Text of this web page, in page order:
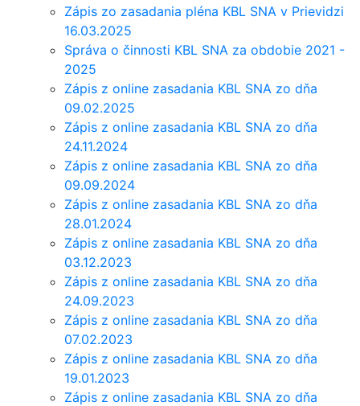
Zápis zo zasadania pléna KBL SNA v Prievidzi
16.03.2025
Správa o činnosti KBL SNA za obdobie 2021 -
2025
Zápis z online zasadania KBL SNA zo dňa
09.02.2025
Zápis z online zasadania KBL SNA zo dňa
24.11.2024
Zápis z online zasadania KBL SNA zo dňa
09.09.2024
Zápis z online zasadania KBL SNA zo dňa
28.01.2024
Zápis z online zasadania KBL SNA zo dňa
03.12.2023
Zápis z online zasadania KBL SNA zo dňa
24.09.2023
Zápis z online zasadania KBL SNA zo dňa
07.02.2023
Zápis z online zasadania KBL SNA zo dňa
19.01.2023
Zápis z online zasadania KBL SNA zo dňa